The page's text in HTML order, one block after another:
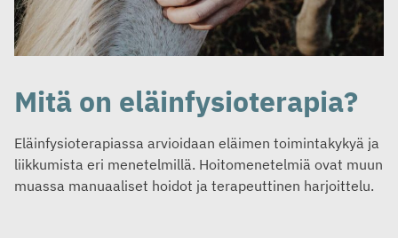
Mitä on eläinfysioterapia?
Eläinfysioterapiassa arvioidaan eläimen toimintakykyä ja
liikkumista eri menetelmillä. Hoitomenetelmiä ovat muun
muassa manuaaliset hoidot ja terapeuttinen harjoittelu.